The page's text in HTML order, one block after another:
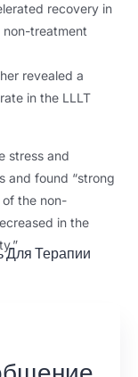
recovery in
treatment
revealed a
in the LLLT
stress and
and found “strong
of the non-
in the
”
Для Терапии